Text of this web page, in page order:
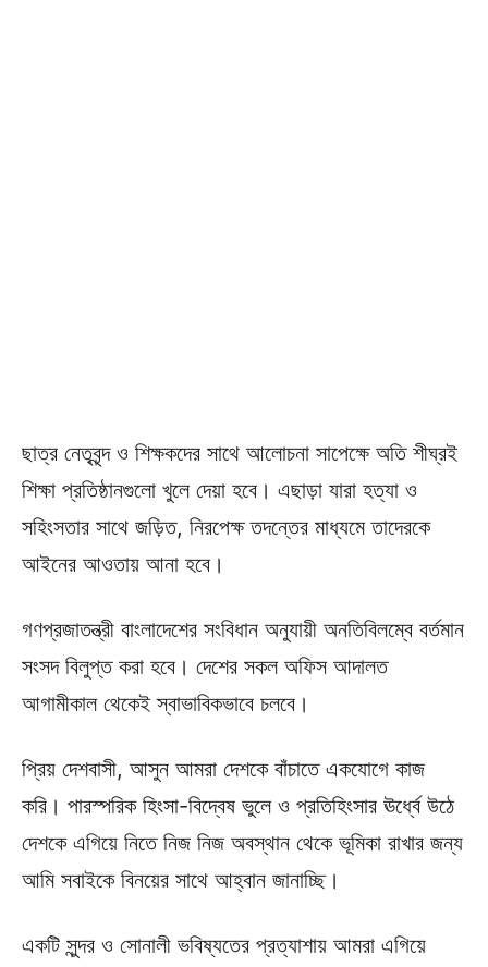
ছাত্র নেতৃবৃন্দ ও শিক্ষকদের সাথে আলোচনা সাপেক্ষে অতি শীঘ্রই
শিক্ষা প্রতিষ্ঠানগুলো খুলে দেয়া হবে। এছাড়া যারা হত্যা ও
সহিংসতার সাথে জড়িত, নিরপেক্ষ তদন্তের মাধ্যমে তাদেরকে
আইনের আওতায় আনা হবে।
গণপ্রজাতন্ত্রী বাংলাদেশের সংবিধান অনুযায়ী অনতিবিলম্বে বর্তমান
সংসদ বিলুপ্ত করা হবে। দেশের সকল অফিস আদালত
আগামীকাল থেকেই স্বাভাবিকভাবে চলবে।
প্রিয় দেশবাসী, আসুন আমরা দেশকে বাঁচাতে একযোগে কাজ
করি। পারস্পরিক হিংসা-বিদ্বেষ ভুলে ও প্রতিহিংসার ঊর্ধ্বে উঠে
দেশকে এগিয়ে নিতে নিজ নিজ অবস্থান থেকে ভূমিকা রাখার জন্য
আমি সবাইকে বিনয়ের সাথে আহ্বান জানাচ্ছি।
একটি সুন্দর ও সোনালী ভবিষ্যতের প্রত্যাশায় আমরা এগিয়ে